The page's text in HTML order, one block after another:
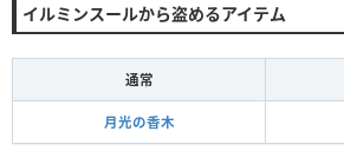
イルミンスールから盗めるアイテム
通常
月光の香木